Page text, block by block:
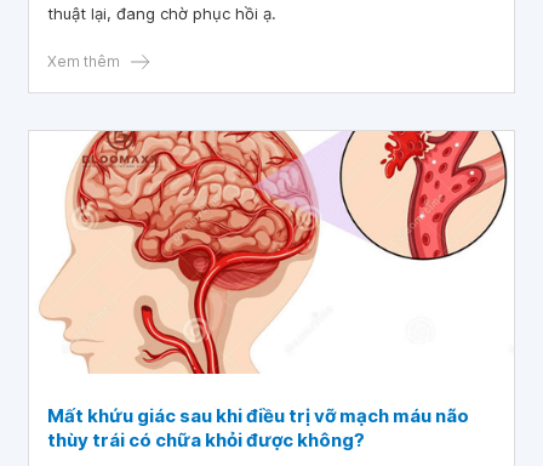
thuật lại, đang chờ phục hồi ạ.
Xem thêm
Mất khứu giác sau khi điều trị vỡ mạch máu não
thùy trái có chữa khỏi được không?